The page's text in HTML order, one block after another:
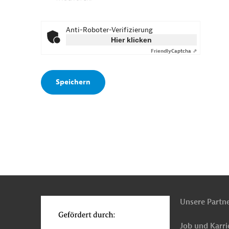
Anti-Roboter-Verifizierung
Hier klicken
FriendlyCaptcha ⇗
Unsere
Job und